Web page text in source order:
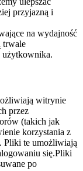
przyjazną i
na wydajność
trwale
użytkownika.
witrynie
przez
(takich jak
korzystania z
Pliki te umożliwiają
się.Pliki
po